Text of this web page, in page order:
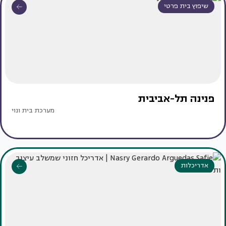
שיפוץ בית פרטי
פנינה תל-אביבית
מערכת בית ונוי
אדריכלות